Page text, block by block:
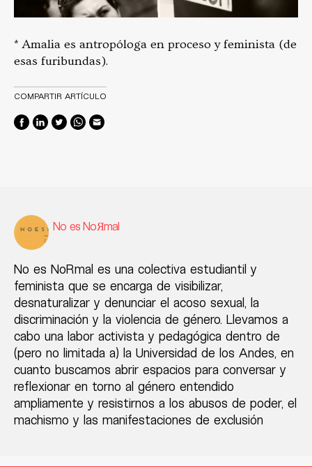
* Amalia es antropóloga en proceso y feminista (de
esas furibundas).
COMPARTIR ARTÍCULO
No es NoЯmal
No es NoRmal es una colectiva estudiantil y
feminista que se encarga de visibilizar,
desnaturalizar y denunciar el acoso sexual, la
discriminación y la violencia de género. Llevamos a
cabo una labor activista y pedagógica dentro de
(pero no limitada a) la Universidad de los Andes, en
cuanto buscamos abrir espacios para conversar y
reflexionar en torno al género entendido
ampliamente y resistirnos a los abusos de poder, el
machismo y las manifestaciones de exclusión